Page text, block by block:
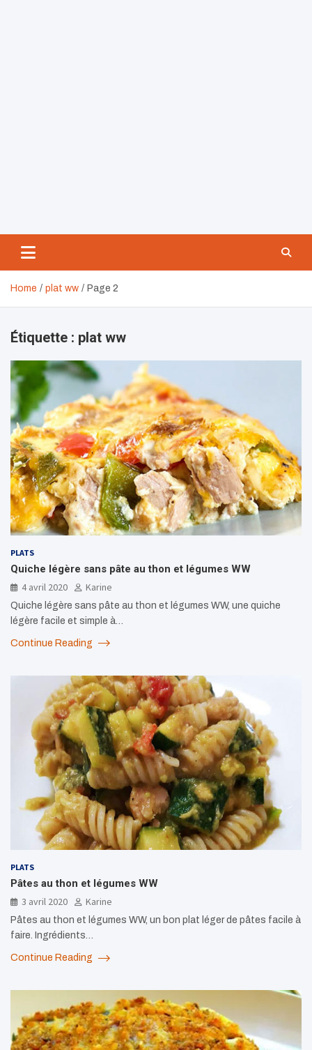
Home plat ww Page 2
Étiquette : plat ww
PLATS
Quiche légère sans pâte au thon et légumes WW
4 avril 2020
Karine
Quiche légère sans pâte au thon et légumes WW, une quiche
légère facile et simple à…
Continue Reading
PLATS
Pâtes au thon et légumes WW
3 avril 2020
Karine
Pâtes au thon et légumes WW, un bon plat léger de pâtes facile à
faire. Ingrédients…
Continue Reading